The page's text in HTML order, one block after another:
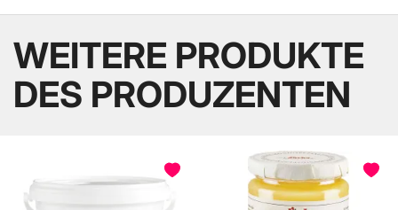
WEITERE PRODUKTE
DES PRODUZENTEN